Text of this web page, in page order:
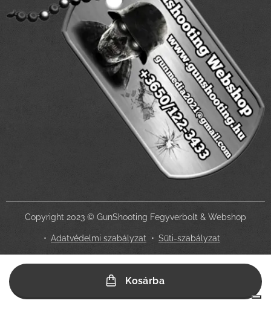
Kosárba
Copyright 2023 © GunShooting Fegyverbolt & Webshop
Adatvédelmi szabályzat Süti-szabályzat